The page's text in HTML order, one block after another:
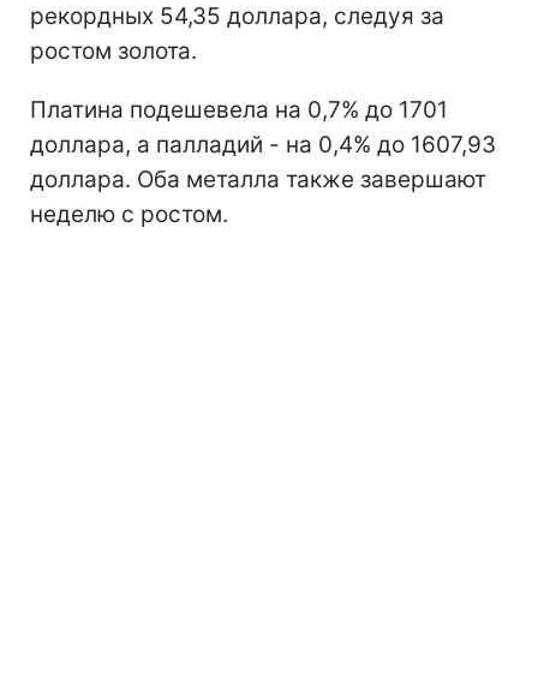
рекордных 54,35 доллара, следуя за
ростом золота.
Платина подешевела на 0,7% до 1701
доллара, а палладий - на 0,4% до 1607,93
доллара. Оба металла также завершают
неделю с ростом.